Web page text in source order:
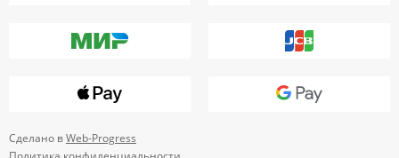
Сделано вWeb-Progress